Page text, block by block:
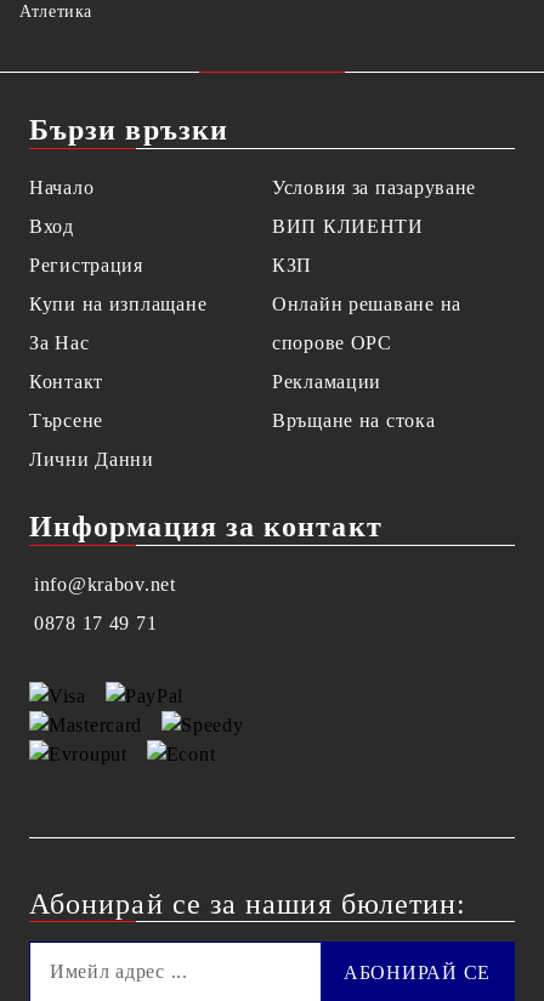
Атлетика
Бързи връзки
Начало
Вход
Регистрация
Купи на изплащане
За Нас
Контакт
Търсене
Лични Данни
Условия за пазаруване
ВИП КЛИЕНТИ
КЗП
Онлайн решаване на
спорове OPC
Рекламации
Връщане на стока
Информация за контакт
info@krabov.net
0878 17 49 71
Абонирай се за нашия бюлетин: